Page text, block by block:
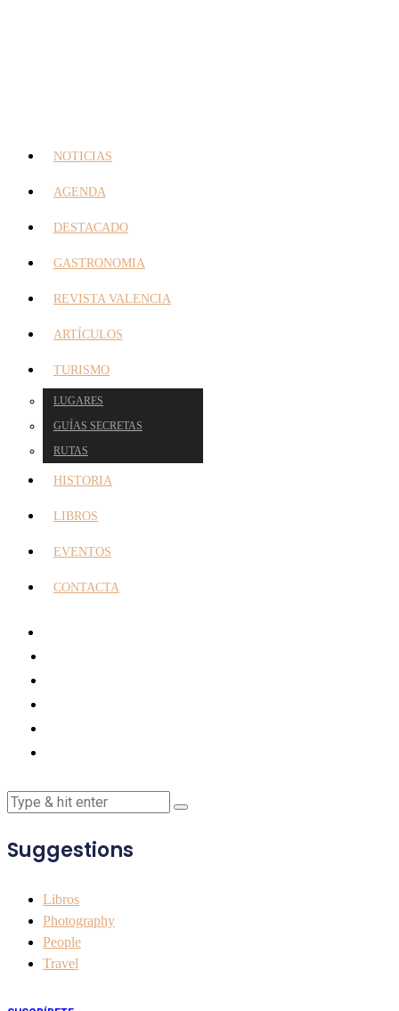
NOTICIAS
AGENDA
DESTACADO
GASTRONOMIA
REVISTA VALENCIA
ARTÍCULOS
TURISMO
LUGARES
GUÍAS SECRETAS
RUTAS
HISTORIA
LIBROS
EVENTOS
CONTACTA
Suggestions
Libros
Photography
People
Travel